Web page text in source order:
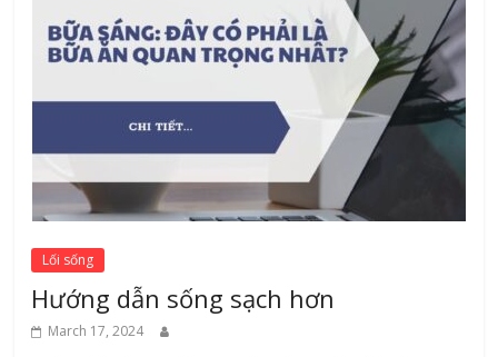
Lối sống
Hướng dẫn sống sạch hơn
March 17, 2024